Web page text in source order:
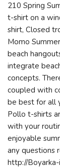
210 Spring
t-shirt on a
shirt, Closed
Momo
beach
integrate
concepts.
coupled with
be best for all
Pollo t-shirts
with your
enjoyable
any questions
http://